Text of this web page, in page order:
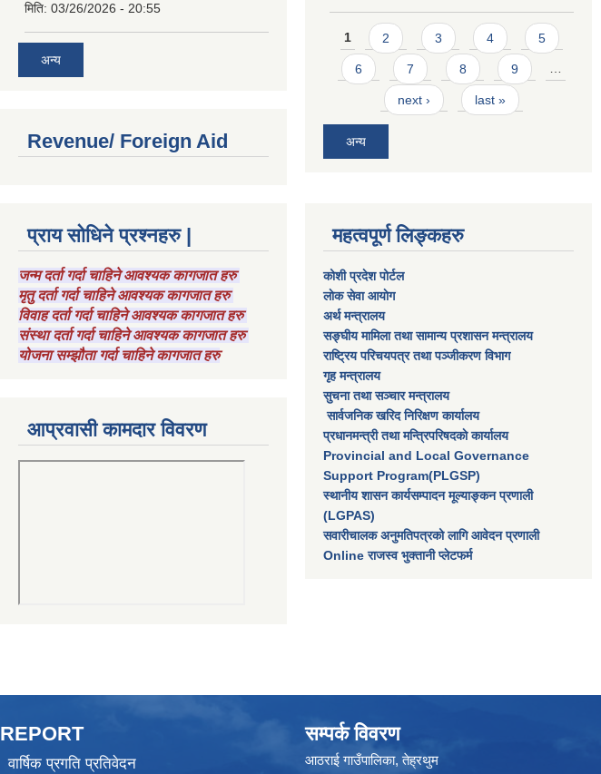
मिति: 03/26/2026 - 20:55
अन्य
Revenue/ Foreign Aid
Pages
1 2 3 4 5
6 7 8 9 …
next › last »
अन्य
प्राय सोधिने प्रश्नहरु |
जन्म दर्ता गर्दा चाहिने आवश्यक कागजात हरु
मृतु दर्ता गर्दा चाहिने आवश्यक कागजात हरु
विवाह दर्ता गर्दा चाहिने आवश्यक कागजात हरु
संस्था दर्ता गर्दा चाहिने आवश्यक कागजात हरु
योजना सम्झौता गर्दा चाहिने कागजात हरु
आप्रवासी कामदार विवरण
महत्वपूर्ण लिङ्कहरु
कोशी प्रदेश पोर्टल
लाेक सेवा आयाेग
अर्थ मन्त्रालय
सङ्घीय मामिला तथा सामान्य प्रशासन मन्त्रालय
राष्‍ट्रिय परिचयपत्र तथा पञ्‍जीकरण विभाग
गृह मन्त्रालय
सुचना तथा सञ्चार मन्त्रालय
सार्वजनिक खरिद निरिक्षण कार्यालय
प्रधानमन्त्री तथा मन्त्रिपरिषदकाे कार्यालय
Provincial and Local Governance
Support Program(PLGSP)
स्थानीय शासन कार्यसम्पादन मूल्याङ्कन प्रणाली
(LGPAS)
सवारीचालक अनुमतिपत्रको लागि आवेदन प्रणाली
Online राजस्व भुक्तानी प्लेटफर्म
REPORT
वार्षिक प्रगति प्रतिवेदन
सम्पर्क विवरण
आठराई गाउँपालिका, तेह्रथुम